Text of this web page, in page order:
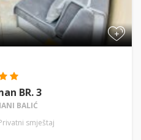
+
BR. 3
BALIĆ
smještaj